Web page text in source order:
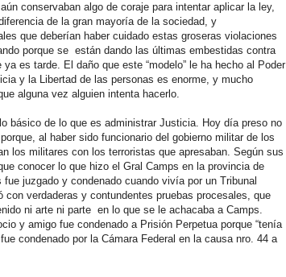
conservaban algo de coraje para intentar aplicar la ley,
de la gran mayoría de la sociedad, y
que deberían haber cuidado estas groseras violaciones
porque se están dando las últimas embestidas contra
es tarde. El daño que este “modelo” le ha hecho al Poder
y la Libertad de las personas es enorme, y mucho
alguna vez alguien intenta hacerlo.
básico de lo que es administrar Justicia. Hoy día preso no
al haber sido funcionario del gobierno militar de los
los militares con los terroristas que apresaban. Según sus
conocer lo que hizo el Gral Camps en la provincia de
juzgado y condenado cuando vivía por un Tribunal
con verdaderas y contundentes pruebas procesales, que
ni arte ni parte en lo que se le achacaba a Camps.
y amigo fue condenado a Prisión Perpetua porque “tenía
condenado por la Cámara Federal en la causa nro. 44 a